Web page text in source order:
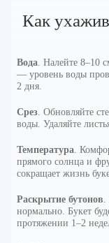
Как
Вода. Налейте 8–10
— уровень воды
2 дня.
Срез. Обновляйте
воды. Удаляйте
Температура.
прямого солнца и
сокращает жизнь
Раскрытие бутонов.
нормально. Букет
протяжении 1–2